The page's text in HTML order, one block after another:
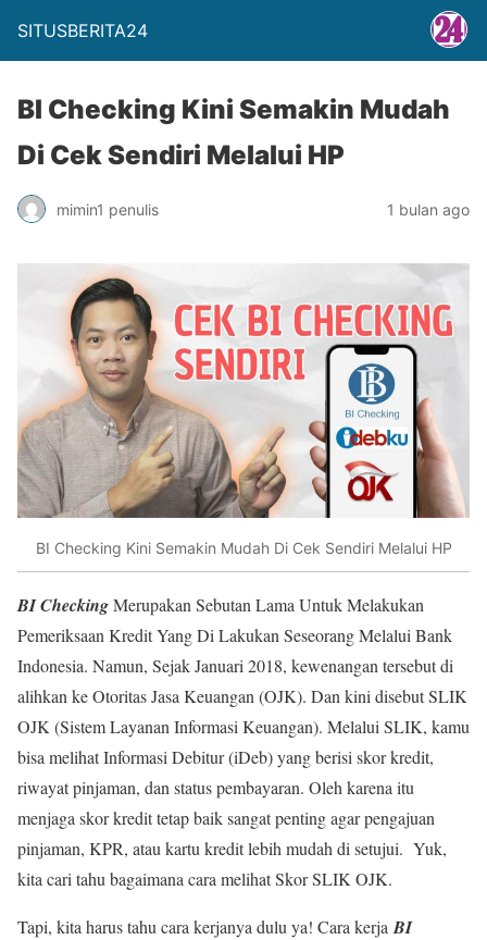
SITUSBERITA24
BI Checking Kini Semakin Mudah
Di Cek Sendiri Melalui HP
mimin1 penulis 1 bulan ago
BI Checking Kini Semakin Mudah Di Cek Sendiri Melalui HP
BI CheckingMerupakan Sebutan Lama Untuk Melakukan
Pemeriksaan Kredit Yang Di Lakukan Seseorang Melalui Bank
Indonesia. Namun, Sejak Januari 2018, kewenangan tersebut di
alihkan ke Otoritas Jasa Keuangan (OJK). Dan kini disebut SLIK
OJK (Sistem Layanan Informasi Keuangan). Melalui SLIK, kamu
bisa melihat Informasi Debitur (iDeb) yang berisi skor kredit,
riwayat pinjaman, dan status pembayaran. Oleh karena itu
menjaga skor kredit tetap baik sangat penting agar pengajuan
pinjaman, KPR, atau kartu kredit lebih mudah di setujui. Yuk,
kita cari tahu bagaimana cara melihat Skor SLIK OJK.
Tapi, kita harus tahu cara kerjanya dulu ya! Cara kerja BI